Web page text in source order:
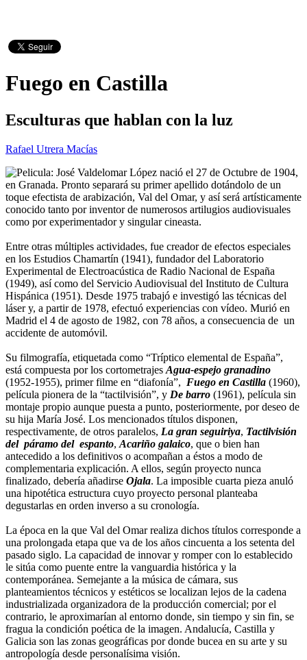
Fuego en Castilla
Esculturas que hablan con la luz
Rafael Utrera Macías
José Valdelomar López nació el 27 de Octubre de 1904,
en Granada. Pronto separará su primer apellido dotándolo de un
toque efectista de arabización, Val del Omar, y así será artísticamente
conocido tanto por inventor de numerosos artilugios audiovisuales
como por experimentador y singular cineasta.
Entre otras múltiples actividades, fue creador de efectos especiales
en los Estudios Chamartín (1941), fundador del Laboratorio
Experimental de Electroacústica de Radio Nacional de España
(1949), así como del Servicio Audiovisual del Instituto de Cultura
Hispánica (1951). Desde 1975 trabajó e investigó las técnicas del
láser y, a partir de 1978, efectuó experiencias con vídeo. Murió en
Madrid el 4 de agosto de 1982, con 78 años, a consecuencia de un
accidente de automóvil.
Su filmografía, etiquetada como “Tríptico elemental de España”,
está compuesta por los cortometrajes Agua-espejo granadino
(1952-1955), primer filme en “diafonía”, Fuego en Castilla (1960),
película pionera de la “tactilvisión”, y De barro (1961), película sin
montaje propio aunque puesta a punto, posteriormente, por deseo de
su hija María José. Los mencionados títulos disponen,
respectivamente, de otros paralelos, La gran seguiriya, Tactilvisión
del páramo del espanto, Acariño galaico, que o bien han
antecedido a los definitivos o acompañan a éstos a modo de
complementaria explicación. A ellos, según proyecto nunca
finalizado, debería añadirse Ojala. La imposible cuarta pieza anuló
una hipotética estructura cuyo proyecto personal planteaba
degustarlas en orden inverso a su cronología.
La época en la que Val del Omar realiza dichos títulos corresponde a
una prolongada etapa que va de los años cincuenta a los setenta del
pasado siglo. La capacidad de innovar y romper con lo establecido
le sitúa como puente entre la vanguardia histórica y la
contemporánea. Semejante a la música de cámara, sus
planteamientos técnicos y estéticos se localizan lejos de la cadena
industrializada organizadora de la producción comercial; por el
contrario, le aproximarían al entorno donde, sin tiempo y sin fin, se
fragua la condición poética de la imagen. Andalucía, Castilla y
Galicia son las zonas geográficas por donde bucea en su arte y su
antropología desde personalísima visión.